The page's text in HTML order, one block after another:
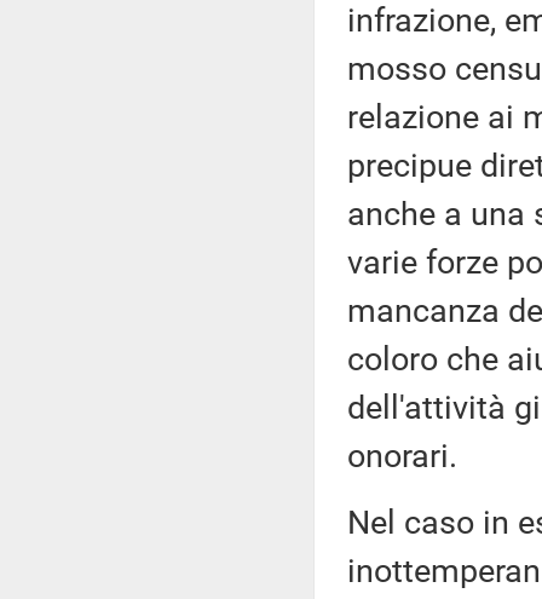
infrazione,
mosso
relazione ai
precipue
anche a una
varie forze
mancanza
coloro che
dell'attività
onorari.
Nel caso in